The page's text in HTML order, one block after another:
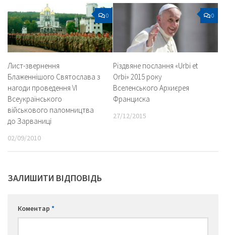
0
Лист-звернення
Блаженнішого Святослава з
нагоди проведення VI
Всеукраїнського
військового паломництва
до Зарваниці
02/09/2010
0
Різдвяне послання «Urbi et
Orbi» 2015 року
Вселенського Архиєрея
Франциска
27/12/2015
ЗАЛИШИТИ ВІДПОВІДЬ
Коментар *